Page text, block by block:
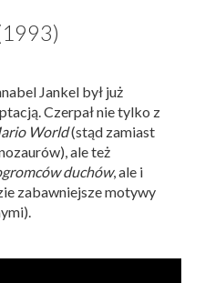
Jankel był już
Czerpał nie tylko z
World(stąd zamiast
ale też
duchów, ale i
zabawniejsze motywy